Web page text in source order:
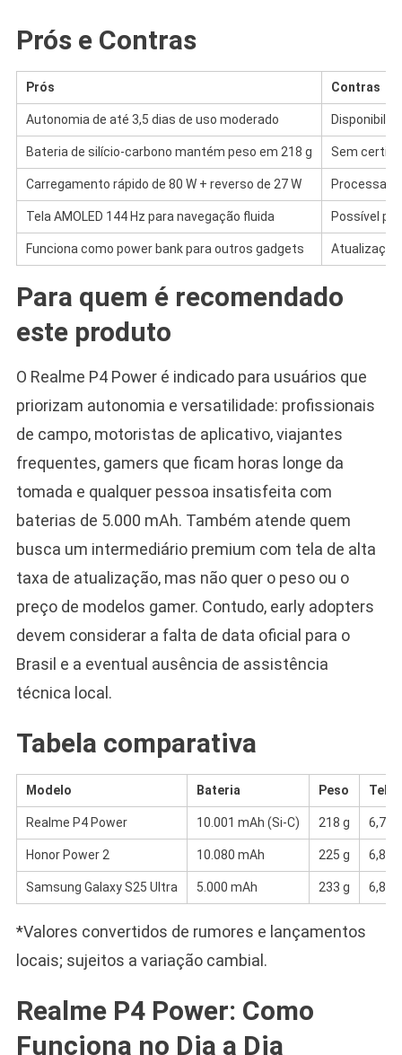
Prós e Contras
Prós Contras
Autonomia de até 3,5 dias de uso moderado
Bateria de silício-carbono mantém peso em 218 g Sem
Carregamento rápido de 80 W + reverso de 27 W
Tela AMOLED 144 Hz para navegação fluida Possível
Funciona como power bank para outros gadgets
Para quem é recomendado
este produto
O Realme P4 Power é indicado para usuários que
priorizam autonomia e versatilidade: profissionais
de campo, motoristas de aplicativo, viajantes
frequentes, gamers que ficam horas longe da
tomada e qualquer pessoa insatisfeita com
baterias de 5.000 mAh. Também atende quem
busca um intermediário premium com tela de alta
taxa de atualização, mas não quer o peso ou o
preço de modelos gamer. Contudo, early adopters
devem considerar a falta de data oficial para o
Brasil e a eventual ausência de assistência
técnica local.
Tabela comparativa
Modelo Bateria Peso Tela
Realme P4 Power 10.001 mAh (Si-C) 218 g 6,78″
Honor Power 2 10.080 mAh 225 g 6,8″
Samsung Galaxy S25 Ultra 5.000 mAh 233 g 6,8″
*Valores convertidos de rumores e lançamentos
locais; sujeitos a variação cambial.
Realme P4 Power: Como
Funciona no Dia a Dia